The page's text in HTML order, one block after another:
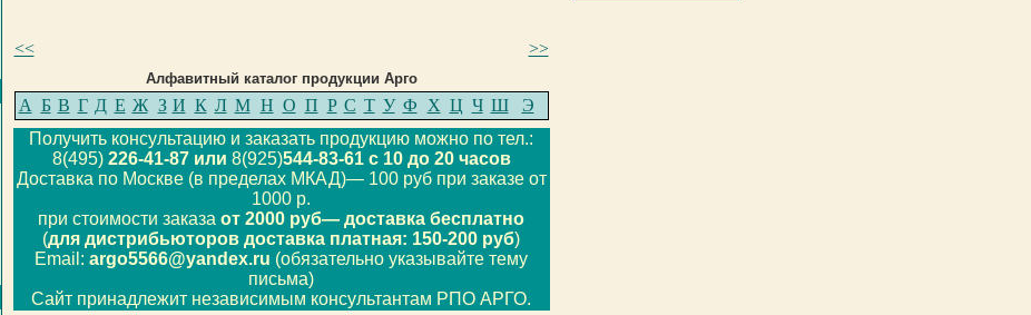
<< >>
Алфавитный каталог продукции Арго
А Б В Г Д Е Ж З И К Л М Н О П Р С Т У Ф Х Ц Ч Ш
Э
Получить консультацию и заказать продукцию можно по тел.:
8(495) 226-41-87 или 8(925)544-83-61 с 10 до 20 часов
Доставка по Москве (в пределах МКАД)— 100 руб при заказе от
1000 р.
при стоимости заказа от 2000 руб— доставка бесплатно
(для дистрибьюторов доставка платная: 150-200 руб)
Email: argo5566@yandex.ru (обязательно указывайте тему
письма)
Сайт принадлежит независимым консультантам РПО АРГО.